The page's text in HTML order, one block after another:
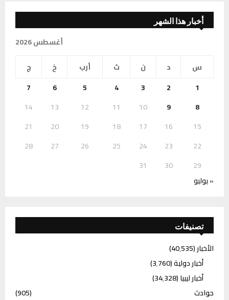
أخبار هذا الشهر
أغسطس 2026
س
د ن ث أرب خ
ج
1
2
3
4
5
6
7
8
9
10
11
12
13
14
15
16
17
18
19
20
21
22
23
24
25
26
27
28
29
30
31
« يوليو
تصنيفات
الأخبار(40٬535)
أخبار دولية(3٬760)
أخبار ليبيا(34٬328)
حوادث
(905)